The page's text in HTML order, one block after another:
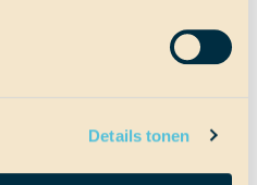
Details tonen
brownie met iced tea,
we hebben veel leuke